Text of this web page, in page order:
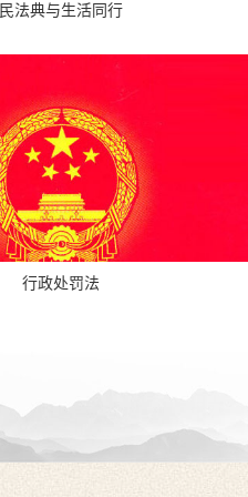
民法典与生活同行
行政处罚法